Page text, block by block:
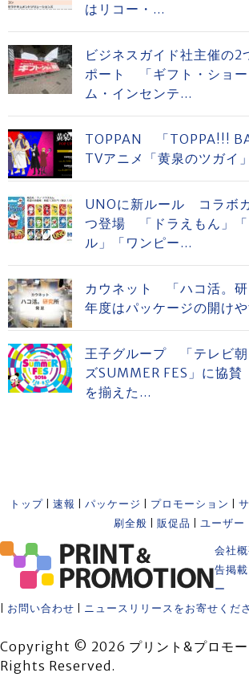
はリコー・...
ビジネスガイド社主催の2
ポート 「ギフト・ショー
ム・インセンテ...
TOPPAN 「TOPPA!!!
TVアニメ「黄泉のツガイ
UNOに新ルール コラボ
つ登場 「ドラえもん」「
ル」「ワンピー...
カウネット 「ハコ活。
年度はパッケージの開け
王子グループ 「テレビ朝
ズSUMMER FES」に協
を揃えた...
トップ 速報 パッケージ プロモーション
刷全般
販促品 ユーザー
会社
告掲載
ー
お問い合わせ ニュースリリースをお寄せくだ
Copyright © 2026 プリント&プロモー
Rights Reserved.